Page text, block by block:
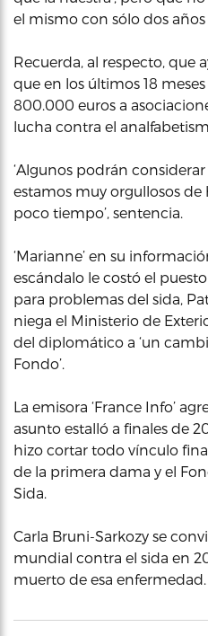
el mismo con sólo dos
Recuerda, al respecto, que
que en los últimos 18
800.000 euros a
lucha contra el
‘Algunos podrán
estamos muy orgullosos
poco tiempo’, sentencia.
‘Marianne’ en su
escándalo le costó el
para problemas del sida,
niega el Ministerio de
del diplomático a ‘un
Fondo’.
La emisora ‘France Info’
asunto estalló a finales de
hizo cortar todo vínculo
de la primera dama y el
Sida.
Carla Bruni-Sarkozy se
mundial contra el sida en
muerto de esa enfermedad.